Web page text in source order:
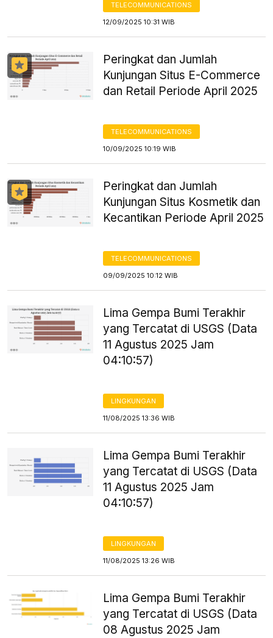
TELECOMMUNICATIONS
12/09/2025 10:31 WIB
Peringkat dan Jumlah
Kunjungan Situs E-Commerce
dan Retail Periode April 2025
TELECOMMUNICATIONS
10/09/2025 10:19 WIB
Peringkat dan Jumlah
Kunjungan Situs Kosmetik dan
Kecantikan Periode April 2025
TELECOMMUNICATIONS
09/09/2025 10:12 WIB
Lima Gempa Bumi Terakhir
yang Tercatat di USGS (Data
11 Agustus 2025 Jam
04:10:57)
LINGKUNGAN
11/08/2025 13:36 WIB
Lima Gempa Bumi Terakhir
yang Tercatat di USGS (Data
11 Agustus 2025 Jam
04:10:57)
LINGKUNGAN
11/08/2025 13:26 WIB
Lima Gempa Bumi Terakhir
yang Tercatat di USGS (Data
08 Agustus 2025 Jam